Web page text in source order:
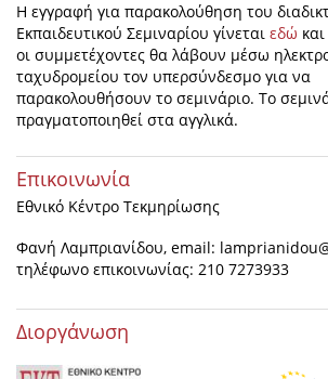
Η εγγραφή για παρακολούθηση του
Εκπαιδευτικού Σεμιναρίου γίνεται εδώ
οι συμμετέχοντες θα λάβουν μέσω
ταχυδρομείου τον υπερσύνδεσμο για να
παρακολουθήσουν το σεμινάριο. Το
πραγματοποιηθεί στα αγγλικά.
Επικοινωνία
Εθνικό Κέντρο Τεκμηρίωσης
Φανή Λαμπριανίδου, email:
τηλέφωνο επικοινωνίας: 210 7273933
Διοργάνωση